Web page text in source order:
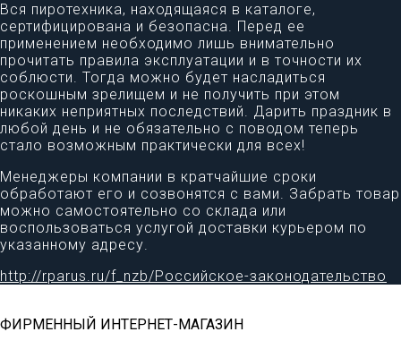
Вся пиротехника, находящаяся в каталоге,
сертифицирована и безопасна. Перед ее
применением необходимо лишь внимательно
прочитать правила эксплуатации и в точности их
соблюсти. Тогда можно будет насладиться
роскошным зрелищем и не получить при этом
никаких неприятных последствий. Дарить праздник в
любой день и не обязательно с поводом теперь
стало возможным практически для всех!
Менеджеры компании в кратчайшие сроки
обработают его и созвонятся с вами. Забрать товар
можно самостоятельно со склада или
воспользоваться услугой доставки курьером по
указанному адресу.
http://rparus.ru/f_nzb/Российское-законодательство
ФИРМЕННЫЙ ИНТЕРНЕТ-МАГАЗИН